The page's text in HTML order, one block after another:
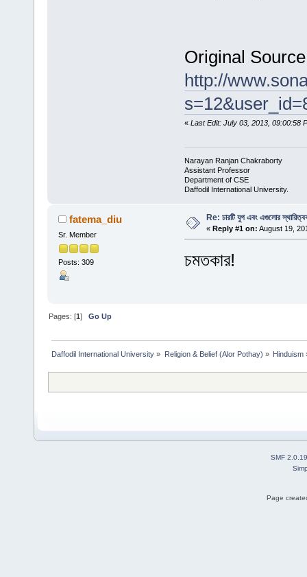
Original
http://
« Last Edit: July 03, 2013, 09:00:58
Narayan Ranjan Chakraborty
Assistant Professor
Department of CSE
Daffodil International University.
fatema_diu
Sr. Member
Posts: 309
Re: চারটি যুগ এবং এগুলোর
« Reply #1 on: August 19,
চমতকার!
Pages: [1]Go Up
Daffodil International University » Religion & Belief (Alor Pothay) » Hinduism
SMF 2.0.19
Page